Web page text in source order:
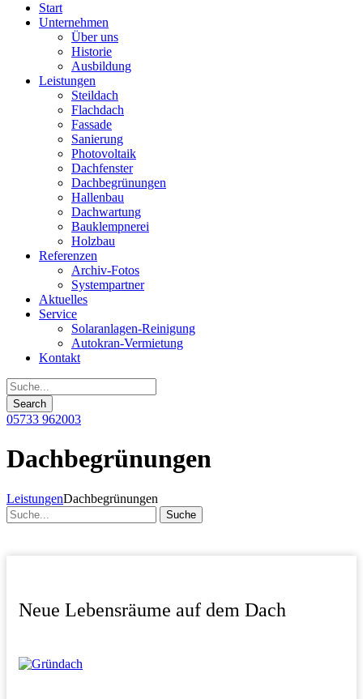
Start
Unternehmen
Über uns
Historie
Ausbildung
Leistungen
Steildach
Flachdach
Fassade
Sanierung
Photovoltaik
Dachfenster
Dachbegrünungen
Hallenbau
Dachwartung
Bauklempnerei
Holzbau
Referenzen
Archiv-Fotos
Systempartner
Aktuelles
Service
Solaranlagen-Reinigung
Autokran-Vermietung
Kontakt
05733 962003
Dachbegrünungen
LeistungenDachbegrünungen
Neue Lebensräume auf dem Dach